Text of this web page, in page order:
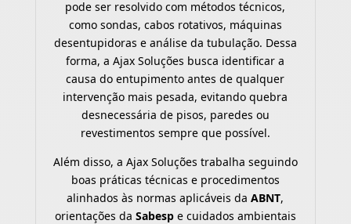
pode ser resolvido com métodos técnicos,
como sondas, cabos rotativos, máquinas
desentupidoras e análise da tubulação. Dessa
forma, a Ajax Soluções busca identificar a
causa do entupimento antes de qualquer
intervenção mais pesada, evitando quebra
desnecessária de pisos, paredes ou
revestimentos sempre que possível.
Além disso, a Ajax Soluções trabalha seguindo
boas práticas técnicas e procedimentos
alinhados às normas aplicáveis daABNT,
orientações da Sabespe cuidados ambientais